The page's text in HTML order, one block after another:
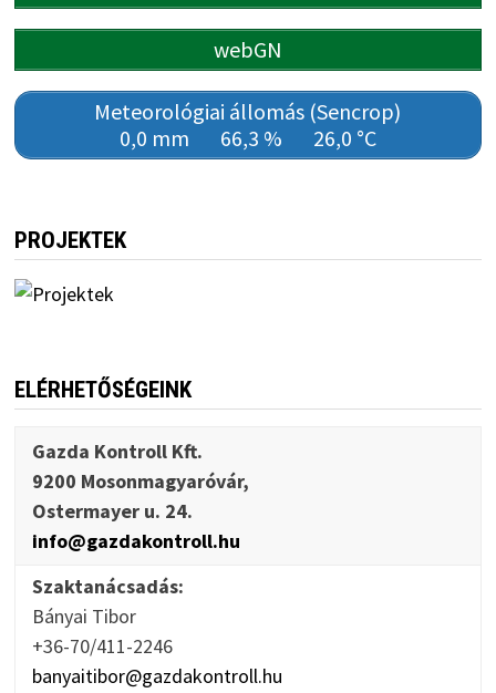
webGN
Meteorológiai állomás (Sencrop)
0,0 mm
66,3 % 26,0 °C
PROJEKTEK
ELÉRHETŐSÉGEINK
Gazda Kontroll Kft.
9200 Mosonmagyaróvár,
Ostermayer u. 24.
info@gazdakontroll.hu
Szaktanácsadás:
Bányai Tibor
+36-70/411-2246
banyaitibor@gazdakontroll.hu